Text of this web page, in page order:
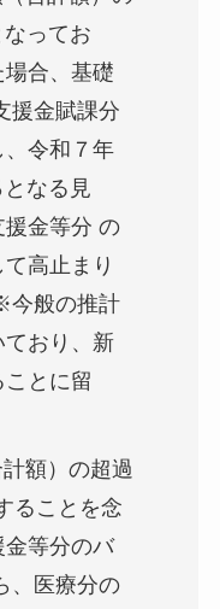
ってお
場合、基礎
援金賦課分
令和７年
なる見
金等分 の
高止まり
今般の推計
おり、新
とに留
額）の超過
ることを念
等分のバ
、医療分の